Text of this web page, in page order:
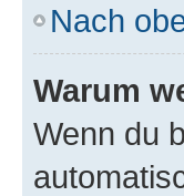
Nach
Warum
Wenn du